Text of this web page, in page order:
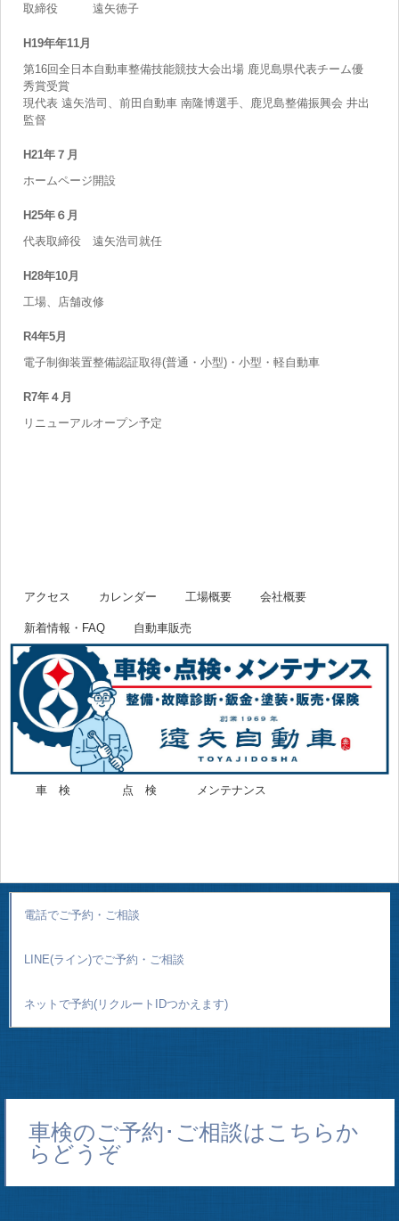
取締役 遠矢徳子
H19年年11月
第16回全日本自動車整備技能競技大会出場 鹿児島県代表チーム優
秀賞受賞
現代表 遠矢浩司、前田自動車 南隆博選手、鹿児島整備振興会 井出
監督
H21年７月
ホームページ開設
H25年６月
代表取締役 遠矢浩司就任
H28年10月
工場、店舗改修
R4年5月
電子制御装置整備認証取得(普通・小型)・小型・軽自動車
R7年４月
リニューアルオープン予定
アクセス カレンダー 工場概要 会社概要
新着情報・FAQ 自動車販売
車 検 点 検 メンテナンス
電話でご予約・ご相談
LINE(ライン)でご予約・ご相談
ネットで予約(リクルートIDつかえます)
車検のご予約･ご相談はこちらか
らどうぞ